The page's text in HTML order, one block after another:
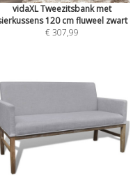
vidaXL Tweezitsbank met
120 cm fluweel zwart
€ 307,99